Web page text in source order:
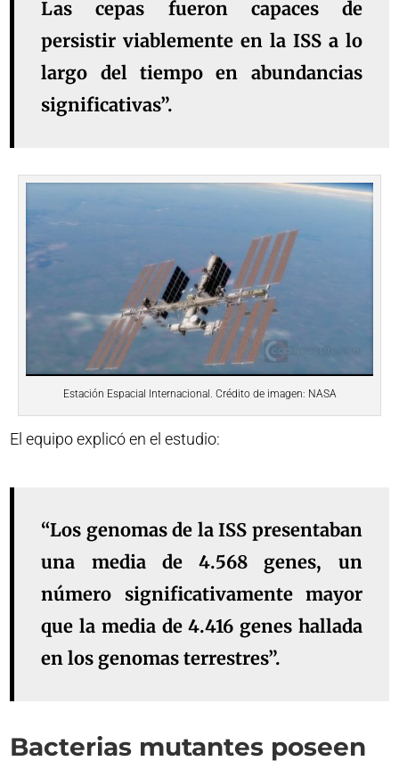
Las cepas fueron capaces de
persistir viablemente en la ISS a lo
largo del tiempo en abundancias
significativas”.
Estación Espacial Internacional. Crédito de imagen: NASA
El equipo explicó en el estudio:
“Los genomas de la ISS presentaban
una media de 4.568 genes, un
número significativamente mayor
que la media de 4.416 genes hallada
en los genomas terrestres”.
Bacterias mutantes poseen